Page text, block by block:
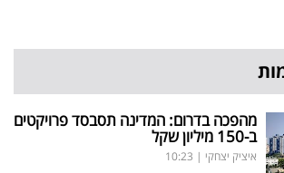
מהפכה בדרום: המדינה תסבסד פרויקטים
ב-150 מיליון שקל
איציק יצחקי |
10:23